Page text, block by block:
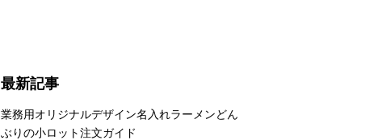
最新記事
業務用オリジナルデザイン名入れラーメンどん
ぶりの小ロット注文ガイド